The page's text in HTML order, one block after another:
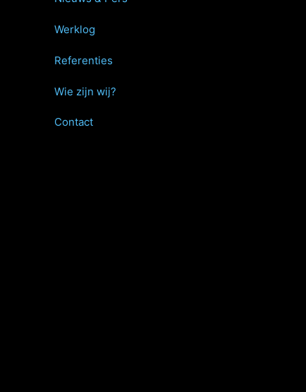
Werklog
Referenties
Wie zijn wij?
Contact